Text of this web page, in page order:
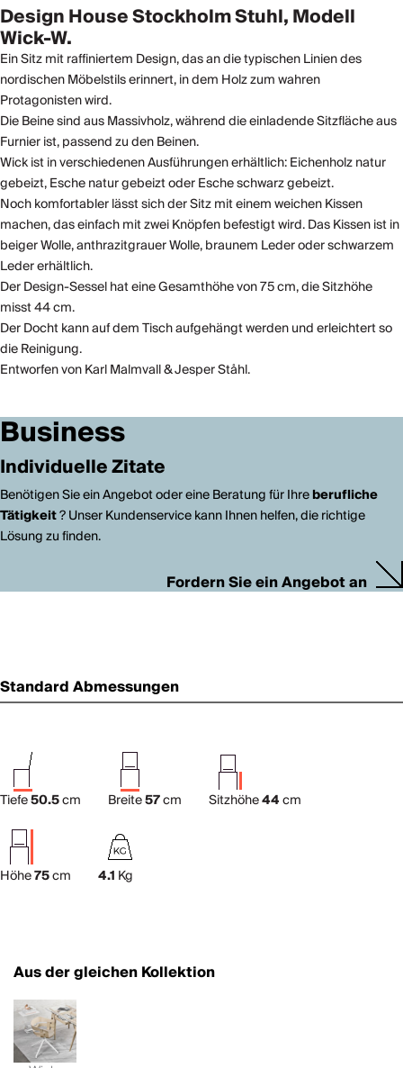
Design House Stockholm Stuhl, Modell
Wick-W.
Ein Sitz mit raffiniertem Design, das an die typischen Linien des
nordischen Möbelstils erinnert, in dem Holz zum wahren
Protagonisten wird.
Die Beine sind aus Massivholz, während die einladende Sitzfläche aus
Furnier ist, passend zu den Beinen.
Wick ist in verschiedenen Ausführungen erhältlich: Eichenholz natur
gebeizt, Esche natur gebeizt oder Esche schwarz gebeizt.
Noch komfortabler lässt sich der Sitz mit einem weichen Kissen
machen, das einfach mit zwei Knöpfen befestigt wird. Das Kissen ist in
beiger Wolle, anthrazitgrauer Wolle, braunem Leder oder schwarzem
Leder erhältlich.
Der Design-Sessel hat eine Gesamthöhe von 75 cm, die Sitzhöhe
misst 44 cm.
Der Docht kann auf dem Tisch aufgehängt werden und erleichtert so
die Reinigung.
Entworfen von Karl Malmvall & Jesper Ståhl.
Business
Individuelle Zitate
Benötigen Sie ein Angebot oder eine Beratung für Ihreberufliche
Tätigkeit? Unser Kundenservice kann Ihnen helfen, die richtige
Lösung zu finden.
Fordern Sie ein Angebot an
Standard Abmessungen
Tiefe50.5cm Breite57cm Sitzhöhe44cm
Höhe75cm 4.1 Kg
Aus der gleichen Kollektion